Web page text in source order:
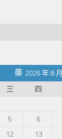
2026 年 8 月
三 四
5 6
12 13